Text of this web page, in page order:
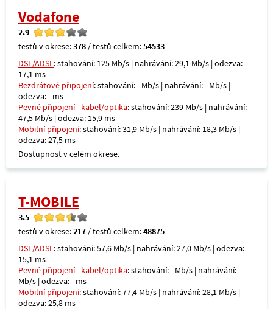
Vodafone
2.9
testů v okrese:378 / testů celkem:54533
DSL/ADSL: stahování: 125 Mb/s | nahrávání: 29,1 Mb/s | odezva:
17,1 ms
Bezdrátové připojení: stahování: - Mb/s | nahrávání: - Mb/s |
odezva: - ms
Pevné připojení - kabel/optika: stahování: 239 Mb/s | nahrávání:
47,5 Mb/s | odezva: 15,9 ms
Mobilní připojení: stahování: 31,9 Mb/s | nahrávání: 18,3 Mb/s |
odezva: 27,5 ms
Dostupnost v celém okrese.
T-MOBILE
3.5
testů v okrese:217 / testů celkem:48875
DSL/ADSL: stahování: 57,6 Mb/s | nahrávání: 27,0 Mb/s | odezva:
15,1 ms
Pevné připojení - kabel/optika: stahování: - Mb/s | nahrávání: -
Mb/s | odezva: - ms
Mobilní připojení: stahování: 77,4 Mb/s | nahrávání: 28,1 Mb/s |
odezva: 25,8 ms